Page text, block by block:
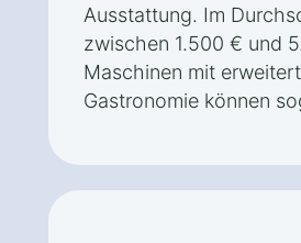
Ausstattung. Im
zwischen 1.500 € und
Maschinen mit
Gastronomie können